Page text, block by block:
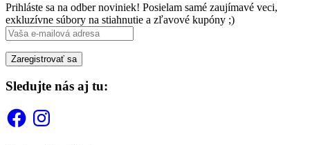
Prihláste sa na odber noviniek! Posielam samé zaujímavé veci,
exkluzívne súbory na stiahnutie a zľavové kupóny ;)
Sledujte nás aj tu:
FacebookInstagram